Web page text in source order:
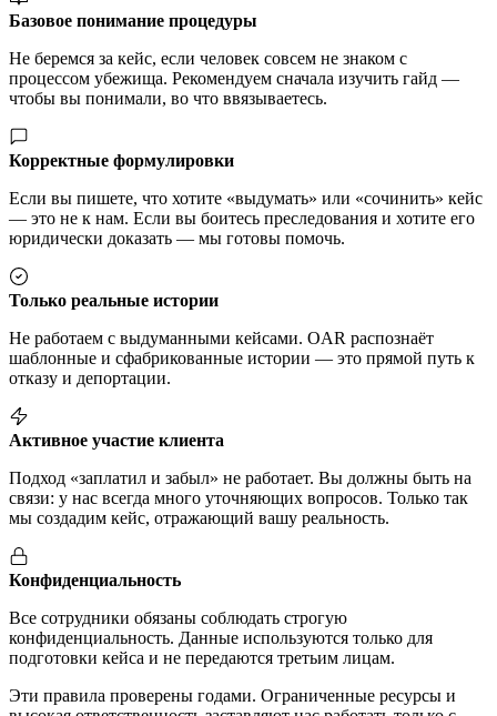
Базовое понимание процедуры
Не беремся за кейс, если человек совсем не знаком с
процессом убежища. Рекомендуем сначала изучить гайд —
чтобы вы понимали, во что ввязываетесь.
Корректные формулировки
Если вы пишете, что хотите «выдумать» или «сочинить» кейс
— это не к нам. Если вы боитесь преследования и хотите его
юридически доказать — мы готовы помочь.
Только реальные истории
Не работаем с выдуманными кейсами. OAR распознаёт
шаблонные и сфабрикованные истории — это прямой путь к
отказу и депортации.
Активное участие клиента
Подход «заплатил и забыл» не работает. Вы должны быть на
связи: у нас всегда много уточняющих вопросов. Только так
мы создадим кейс, отражающий вашу реальность.
Конфиденциальность
Все сотрудники обязаны соблюдать строгую
конфиденциальность. Данные используются только для
подготовки кейса и не передаются третьим лицам.
Эти правила проверены годами. Ограниченные ресурсы и